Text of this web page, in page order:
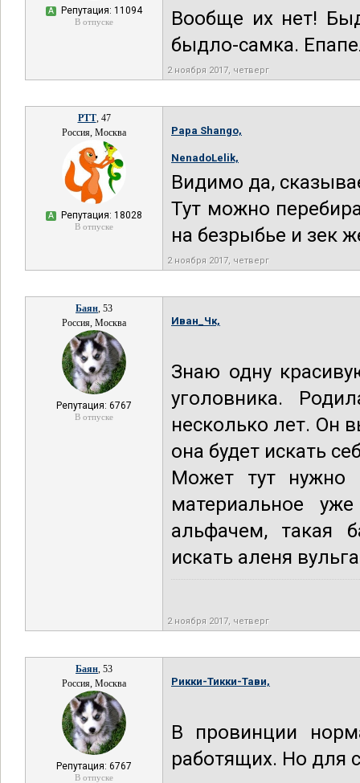
А Репутация: 11094
В отпуске
Вообще их нет!
быдло-самка.
2 ноября 2017, четверг
РТТ, 47
Россия, Москва
А Репутация: 18028
В отпуске
Papa Shango,
NenadoLelik,
Видимо да,
Тут можно
на безрыбье и зек
2 ноября 2017, четверг
Баян, 53
Россия, Москва
Репутация: 6767
В отпуске
Иван_Чк,
Знаю одну
уголовника.
несколько лет. Он
она будет искать
Может тут нужно
материальное
альфачем, такая
искать аленя
2 ноября 2017, четверг
Баян, 53
Россия, Москва
Репутация: 6767
В отпуске
Рикки-Тикки-Тави,
В провинции
работящих. Но для